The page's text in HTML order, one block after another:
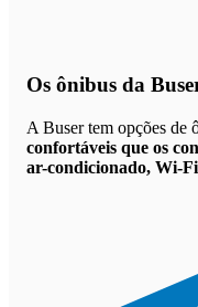
Os ônibus da
A Buser tem opções de
confortáveis que os
ar-condicionado, Wi-